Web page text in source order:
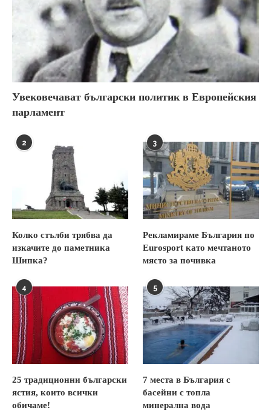
Увековечават български политик в Европейския
парламент
2
Колко стълби трябва да
изкачите до паметника
Шипка?
3
Рекламираме България по
Eurosport като мечтаното
място за почивка
4
25 традиционни български
ястия, които всички
обичаме!
5
7 места в България с
басейни с топла
минерална вода